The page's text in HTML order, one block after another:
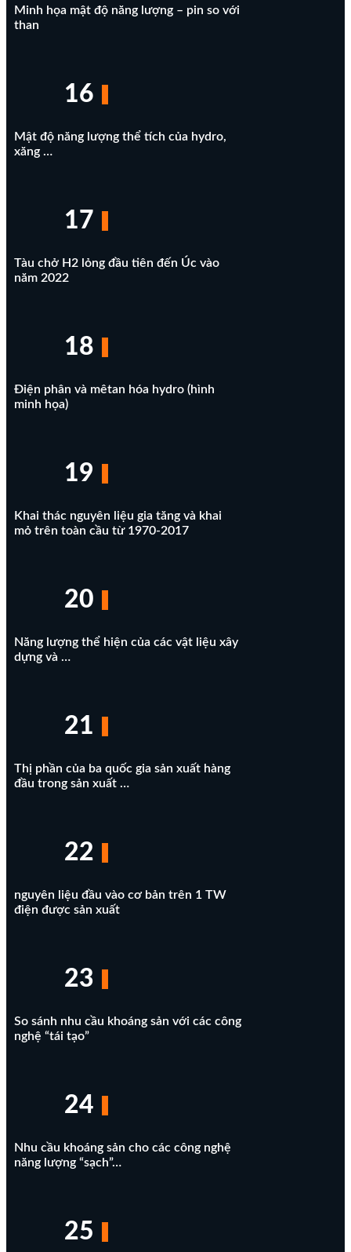
Minh họa mật độ năng lượng – pin so với
than
16
Mật độ năng lượng thể tích của hydro,
xăng …
17
Tàu chở H2 lỏng đầu tiên đến Úc vào
năm 2022
18
Điện phân và mêtan hóa hydro (hình
minh họa)
19
Khai thác nguyên liệu gia tăng và khai
mỏ trên toàn cầu từ 1970-2017
20
Năng lượng thể hiện của các vật liệu xây
dựng và …
21
Thị phần của ba quốc gia sản xuất hàng
đầu trong sản xuất …
22
nguyên liệu đầu vào cơ bản trên 1 TW
điện được sản xuất
23
So sánh nhu cầu khoáng sản với các công
nghệ “tái tạo”
24
Nhu cầu khoáng sản cho các công nghệ
năng lượng “sạch”…
25